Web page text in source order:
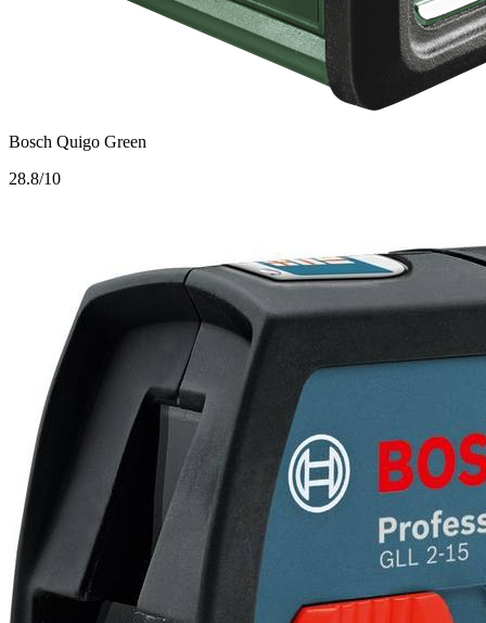
Bosch Quigo Green
28.8/10